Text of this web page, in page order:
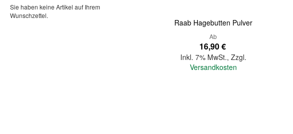
Raab Hagebutten Pulver
Ab
16,90 €
Inkl. 7% MwSt., Zzgl.
Versandkosten
Sie haben keine Artikel auf Ihrem
Wunschzettel.